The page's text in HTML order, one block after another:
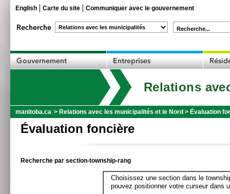
English Carte du site Communiquer avec le gouvernement
Recherche...
Relations
manitoba.ca > Relations avec les municipalités et le Nord > Évaluation
Évaluation foncière
Recherche par section-township-rang
Choisissez une section dans le
pouvez positionner votre curseur dans